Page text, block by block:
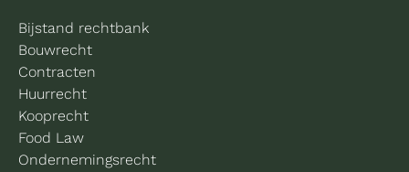
Bijstand rechtbank
Bouwrecht
Contracten
Huurrecht
Kooprecht
Food Law
Ondernemingsrecht